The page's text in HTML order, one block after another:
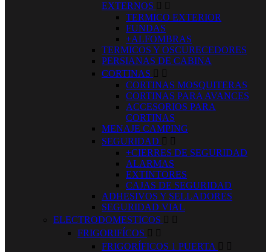
EXTERNOS  
TERMICO EXTERIOR
FUNDAS
+ALFOMBRAS
TERMICOS Y OSCURECEDORES
PERSIANAS DE CABINA
CORTINAS  
CORTINAS MOSQUITERAS
CORTINAS PARA AVANCES
ACCESORIOS PARA
CORTINAS
MENAJE CAMPING
SEGURIDAD  
+CIERRES DE SEGURIDAD
ALARMAS
EXTINTORES
CAJAS DE SEGURIDAD
ADHESIVOS Y SELLADORES
SEGURIDAD VIAL
ELECTRODOMESTICOS  
FRIGORIFÍCOS  
FRIGORÍFICOS 1 PUERTA  